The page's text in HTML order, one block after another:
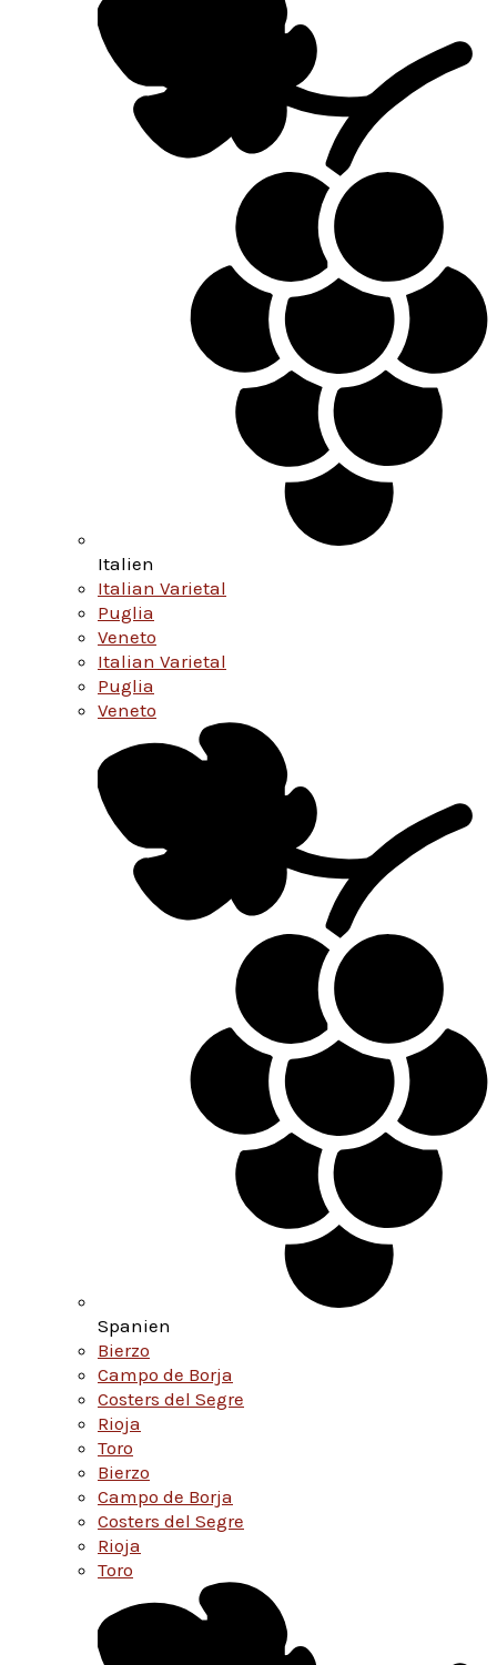
Italien
Italian Varietal
Puglia
Veneto
Italian Varietal
Puglia
Veneto
Spanien
Bierzo
Campo de Borja
Costers del Segre
Rioja
Toro
Bierzo
Campo de Borja
Costers del Segre
Rioja
Toro